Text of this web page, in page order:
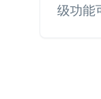
级功能